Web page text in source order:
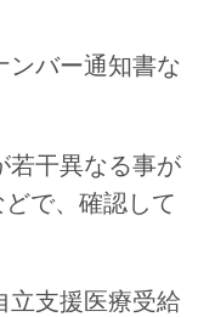
ンバー通知書な
若干異なる事が
で、確認して
立支援医療受給